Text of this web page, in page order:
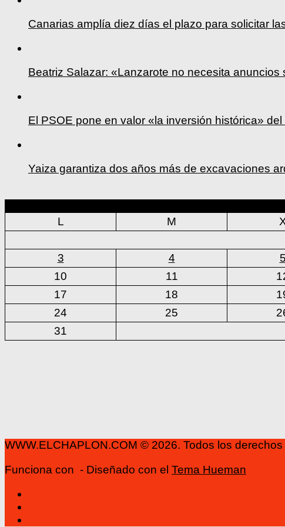
Canarias amplía diez días el plazo para solicitar
Beatriz Salazar: «Lanzarote no necesita
El PSOE pone en valor «la inversión histórica»
Yaiza garantiza dos años más de excavaciones
L
M
3
4 5
10
11
17
18
24
25
31
WWW.ELCHAPLON.COM © 2026. Todos los
Funciona con - Diseñado con el Tema Hueman